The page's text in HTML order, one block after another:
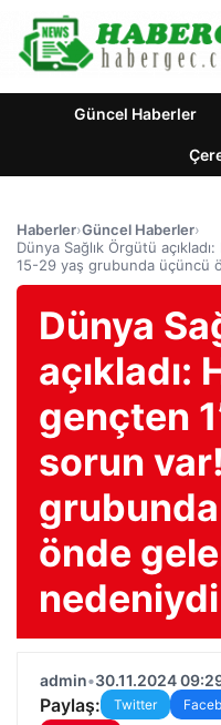
Güncel Haberler
Haberler›Güncel Haberler›
Dünya Sağlık Örgütü
15-29 yaş grubunda üçüncü
Dünya
açıkladı:
gençten
sorun
önde
nedeniydi
admin•30.11.2024
Paylaş: Twitter